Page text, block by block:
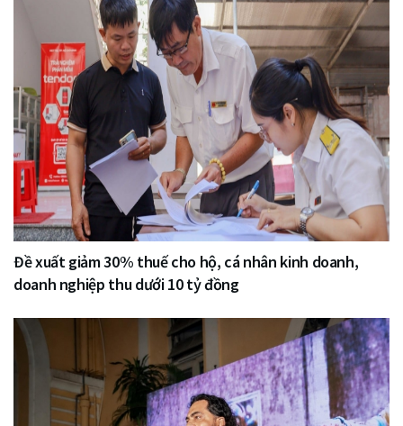
Đề xuất giảm 30% thuế cho hộ, cá nhân kinh doanh,
doanh nghiệp thu dưới 10 tỷ đồng